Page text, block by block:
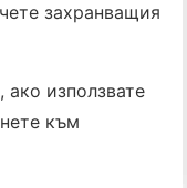
захранващия
ако използвате
към